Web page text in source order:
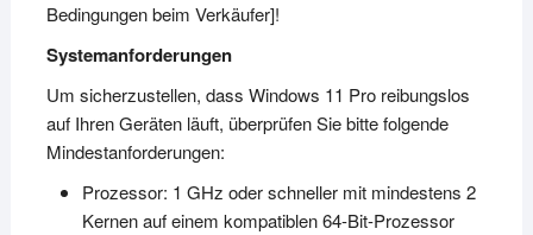
Bedingungen beim Verkäufer]!
Systemanforderungen
Um sicherzustellen, dass Windows 11 Pro reibungslos
auf Ihren Geräten läuft, überprüfen Sie bitte folgende
Mindestanforderungen:
Prozessor: 1 GHz oder schneller mit mindestens 2
Kernen auf einem kompatiblen 64-Bit-Prozessor